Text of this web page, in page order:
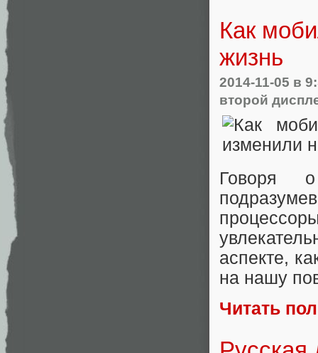
Как
жизнь
2014-11-05 в
второй
Говоря
аспекте,
на нашу
Читать